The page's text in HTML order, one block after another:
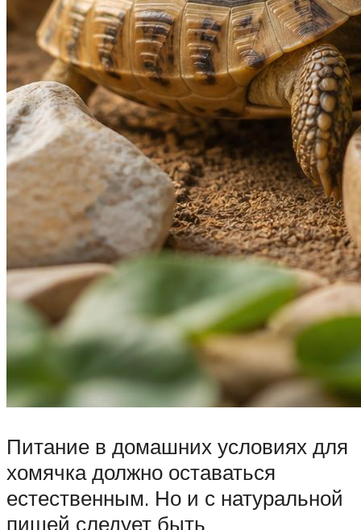
Питание в домашних условиях для
хомячка должно оставаться
естественным. Но и с натуральной
пищей следует быть